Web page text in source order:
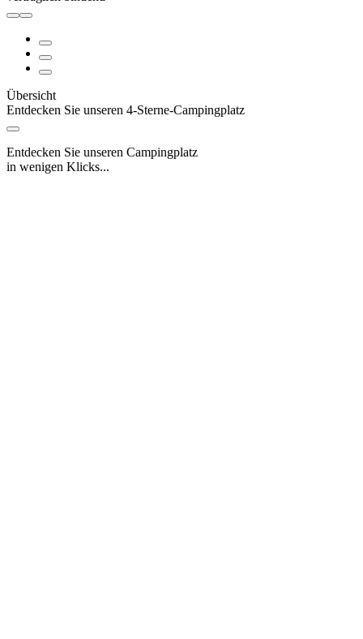
Übersicht
Entdecken Sie unseren 4-Sterne-Campingplatz
Entdecken Sie unseren Campingplatz
in wenigen Klicks...